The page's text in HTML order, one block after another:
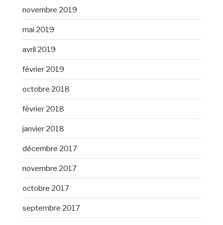
novembre 2019
mai 2019
avril 2019
février 2019
octobre 2018
février 2018
janvier 2018
décembre 2017
novembre 2017
octobre 2017
septembre 2017